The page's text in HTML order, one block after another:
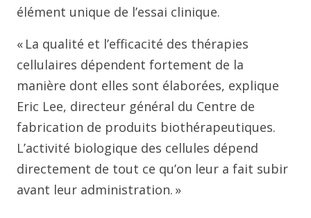
élément unique de l’essai clinique.
« La qualité et l’efficacité des thérapies
cellulaires dépendent fortement de la
manière dont elles sont élaborées, explique
Eric Lee, directeur général du Centre de
fabrication de produits biothérapeutiques.
L’activité biologique des cellules dépend
directement de tout ce qu’on leur a fait subir
avant leur administration. »